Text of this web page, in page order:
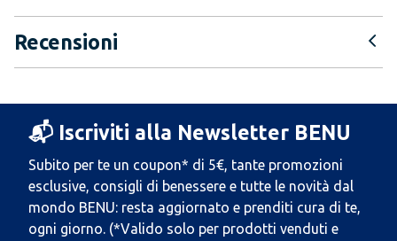
Recensioni
📬 Iscriviti alla Newsletter BENU
Subito per te un coupon* di 5€, tante promozioni
esclusive, consigli di benessere e tutte le novità dal
mondo BENU: resta aggiornato e prenditi cura di te,
ogni giorno. (*Valido solo per prodotti venduti e